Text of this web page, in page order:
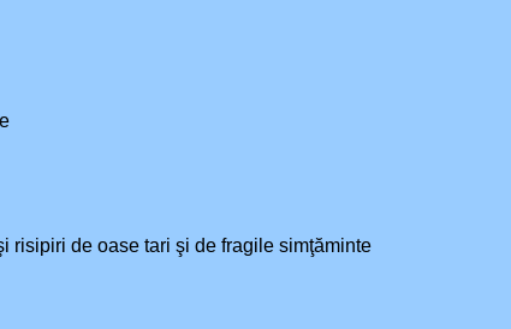
risipiri de oase tari şi de fragile simţăminte